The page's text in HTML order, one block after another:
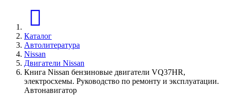
Каталог
Автолитература
Nissan
Двигатели Nissan
Книга Nissan бензиновые двигатели VQ37HR,
электросхемы. Руководство по ремонту и эксплуатации.
Автонавигатор